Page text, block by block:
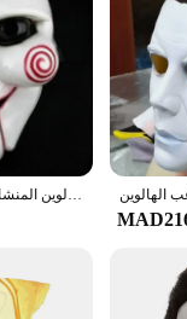
1 قطعة بولي كلوريد الفينيل حفلة تنكرية للهالوين المنشار القاتل موضوع قناع